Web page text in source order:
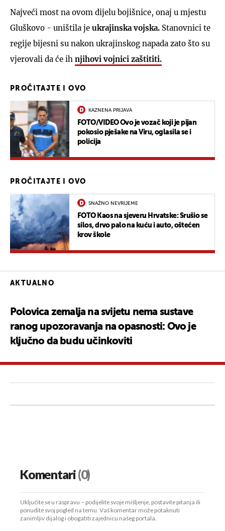
Najveći most na ovom dijelu bojišnice, onaj u mjestu
Gluškovo - uništila je ukrajinska vojska. Stanovnici te
regije bijesni su nakon ukrajinskog napada zato što su
vjerovali da će ih njihovi vojnici zaštititi.
PROČITAJTE I OVO
KAZNENA PRIJAVA
FOTO/VIDEO Ovo je vozač koji je pijan
pokosio pješake na Viru, oglasila se i
policija
PROČITAJTE I OVO
SNAŽNO NEVRIJEME
FOTO Kaos na sjeveru Hrvatske: Srušio se
silos, drvo palo na kuću i auto, oštećen
krov škole
AKTUALNO
Polovica zemalja na svijetu nema sustave
ranog upozoravanja na opasnosti: Ovo je
ključno da budu učinkoviti
Komentari(0)
Uključite se u raspravu – podijelite svoje mišljenje, postavite pitanja ili
ponudite svoj pogled na temu. Vaš komentar može potaknuti
zanimljiv dijalog i obogatiti zajednicu našeg portala.